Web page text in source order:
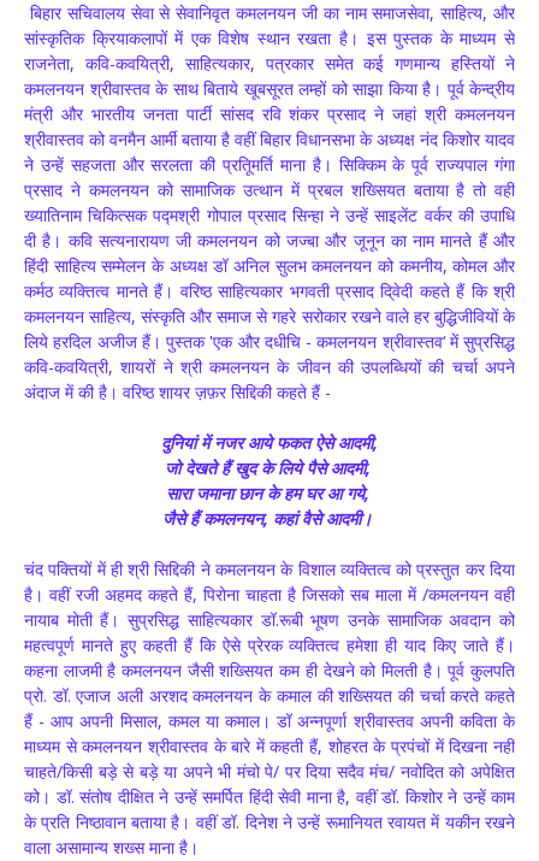
बिहार सचिवालय सेवा से सेवानिवृत कमलनयन जी का नाम समाजसेवा, साहित्य, और
सांस्कृतिक क्रियाकलापों में एक विशेष स्थान रखता है। इस पुस्तक के माध्यम से
राजनेता, कवि-कवयित्री, साहित्यकार, पत्रकार समेत कई गणमान्य हस्तियों ने
कमलनयन श्रीवास्तव के साथ बिताये खूबसूरत लम्हों को साझा किया है। पूर्व केन्द्रीय
मंत्री और भारतीय जनता पार्टी सांसद रवि शंकर प्रसाद ने जहां श्री कमलनयन
श्रीवास्तव को वनमैन आर्मी बताया है वहीं बिहार विधानसभा के अध्यक्ष नंद किशोर यादव
ने उन्हें सहजता और सरलता की प्रतिूमर्ति माना है। सिक्किम के पूर्व राज्यपाल गंगा
प्रसाद ने कमलनयन को सामाजिक उत्थान में प्रबल शख्सियत बताया है तो वहीं
ख्यातिनाम चिकित्सक पद्मश्री गोपाल प्रसाद सिन्हा ने उन्हें साइलेंट वर्कर की उपाधि
दी है। कवि सत्यनारायण जी कमलनयन को जज्बा और जूनून का नाम मानते हैं और
हिंदी साहित्य सम्मेलन के अध्यक्ष डॉ अनिल सुलभ कमलनयन को कमनीय, कोमल और
कर्मठ व्यक्तित्व मानते हैं। वरिष्ठ साहित्यकार भगवती प्रसाद दि्वेदी कहते हैं कि श्री
कमलनयन साहित्य, संस्कृति और समाज से गहरे सरोकार रखने वाले हर बुद्धिजीवियों के
लिये हरदिल अजीज हैं। पुस्तक 'एक और दधीचि - कमलनयन श्रीवास्तव‘ में सुप्रसिद्ध
कवि-कवयित्री, शायरों ने श्री कमलनयन के जीवन की उपलब्धियों की चर्चा अपने
अंदाज में की है। वरिष्ठ शायर ज़फ़र सिद्दिकी कहते हैं -
दुनियां में नजर आये फकत ऐसे आदमी,
जो देखते हैं खुद के लिये पैसे आदमी,
सारा जमाना छान के हम घर आ गये,
जैसे हैं कमलनयन, कहां वैसे आदमी।
चंद पक्तियों में ही श्री सिद्दिकी ने कमलनयन के विशाल व्यक्तित्व को प्रस्तुत कर दिया
है। वहीं रजी अहमद कहते हैं, पिरोना चाहता है जिसको सब माला में /कमलनयन वहीं
नायाब मोती हैं। सुप्रसिद्ध साहित्यकार डॉ.रूबी भूषण उनके सामाजिक अवदान को
महत्वपूर्ण मानते हुए कहती हैं कि ऐसे प्रेरक व्यक्तित्व हमेशा ही याद किए जाते हैं।
कहना लाजमी है कमलनयन जैसी शख्सियत कम ही देखने को मिलती है। पूर्व कुलपति
प्रो. डॉ. एजाज अली अरशद कमलनयन के कमाल की शख्सियत की चर्चा करते कहते
हैं - आप अपनी मिसाल, कमल या कमाल। डॉ अन्नपूर्णा श्रीवास्तव अपनी कविता के
माध्यम से कमलनयन श्रीवास्तव के बारे में कहती हैं, शोहरत के प्रपंचों में दिखना नहीं
चाहते/किसी बड़े से बड़े या अपने भी मंचो पे/ पर दिया सदैव मंच/ नवोदित को अपेक्षित
को। डॉ. संतोष दीक्षित ने उन्हें समर्पित हिंदी सेवी माना है, वहीं डॉ. किशोर ने उन्हें काम
के प्रति निष्ठावान बताया है। वहीं डॉ. दिनेश ने उन्हें रूमानियत रवायत में यकीन रखने
वाला असामान्य शख्स माना है।